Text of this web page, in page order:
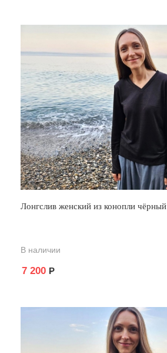
Лонгслив женский из конопли чёрный
В наличии
7 200 Р